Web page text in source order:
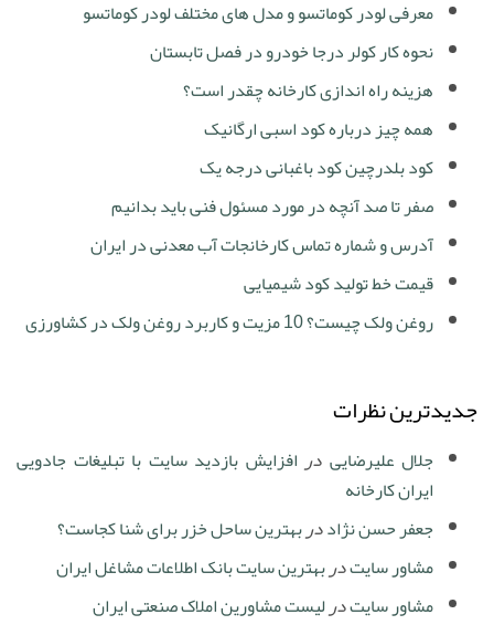
معرفی لودر کوماتسو و مدل های مختلف لودر کوماتسو
نحوه کار کولر درجا خودرو در فصل تابستان
هزینه راه اندازی کارخانه چقدر است؟
همه چیز درباره کود اسبی ارگانیک
کود بلدرچین کود باغبانی درجه یک
صفر تا صد آنچه در مورد مسئول فنی باید بدانیم
آدرس و شماره تماس کارخانجات آب معدنی در ایران
قیمت خط تولید کود شیمیایی
روغن ولک چیست؟ 10 مزیت و کاربرد روغن ولک در کشاورزی
جدیدترین نظرات
جلال علیرضایی درافزایش بازدید سایت با تبلیغات جادویی
ایران کارخانه
جعفر حسن نژاددربهترین ساحل خزر برای شنا کجاست؟
مشاور سایتدربهترین سایت بانک اطلاعات مشاغل ایران
مشاور سایتدرلیست مشاورین املاک صنعتی ایران